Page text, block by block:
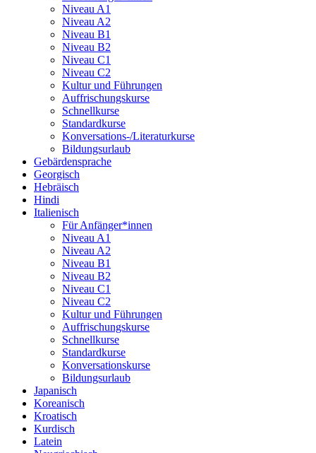
Niveau A1
Niveau A2
Niveau B1
Niveau B2
Niveau C1
Niveau C2
Kultur und Führungen
Auffrischungskurse
Schnellkurse
Standardkurse
Konversations-/Literaturkurse
Bildungsurlaub
Gebärdensprache
Georgisch
Hebräisch
Hindi
Italienisch
Für Anfänger*innen
Niveau A1
Niveau A2
Niveau B1
Niveau B2
Niveau C1
Niveau C2
Kultur und Führungen
Auffrischungskurse
Schnellkurse
Standardkurse
Konversationskurse
Bildungsurlaub
Japanisch
Koreanisch
Kroatisch
Kurdisch
Latein